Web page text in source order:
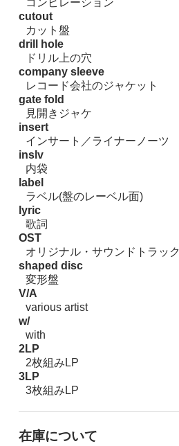
コンピレーション
cutout
カット盤
drill hole
ドリル上の穴
company sleeve
レコード会社のジャケット
gate fold
見開きジャケ
insert
インサート／ライナーノーツ
inslv
内袋
label
ラベル(盤のレーベル面)
lyric
歌詞
OST
オリジナル・サウンドトラック
shaped disc
変形盤
V/A
various artist
w/
with
2LP
2枚組みLP
3LP
3枚組みLP
在庫について